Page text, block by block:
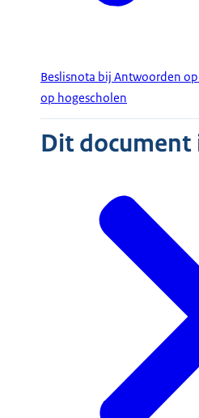
Beslisnota bij Antwoorden
op hogescholen
Dit document